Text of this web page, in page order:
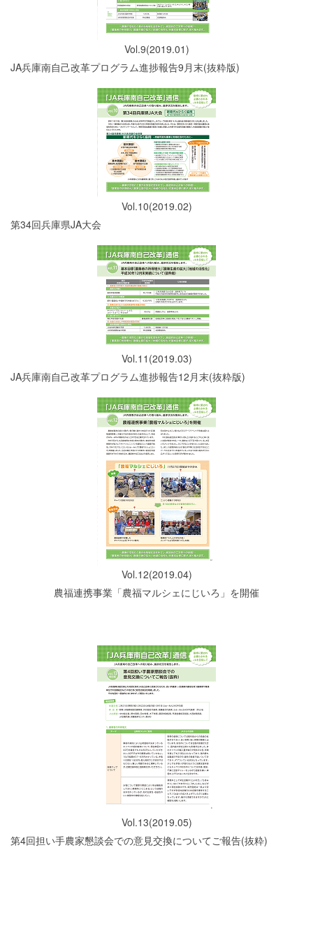
Vol.9(2019.01)
JA兵庫南自己改革プログラム進捗報告9月末(抜粋版)
Vol.10(2019.02)
第34回兵庫県JA大会
Vol.11(2019.03)
JA兵庫南自己改革プログラム進捗報告12月末(抜粋版)
Vol.12(2019.04)
農福連携事業「農福マルシェにじいろ」を開催
Vol.13(2019.05)
第4回担い手農家懇談会での意見交換についてご報告(抜粋)